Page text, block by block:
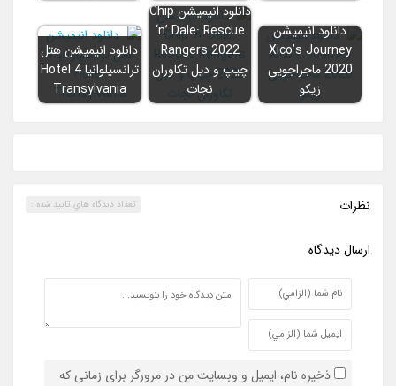
دانلود انیمیشن
Xico’s Journey
2020 ماجراجویی
زیکو
دانلود انیمیشن Chip
‘n’ Dale: Rescue
Rangers 2022
چیپ و دیل تکاوران
نجات
دانلود انيميشن هتل
ترانسيلوانيا 4 Hotel
Transylvania
نظرات تعداد ديدگاه هاي تاييد شده :
ارسال ديدگاه
ذخیره نام، ایمیل و وبسایت من در مرورگر برای زمانی که